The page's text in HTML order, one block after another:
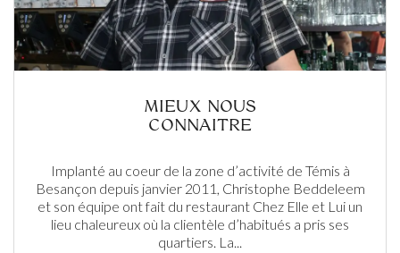
MIEUX NOUS
CONNAITRE
Implanté au coeur de la zone d’activité de Témis à
Besançon depuis janvier 2011, Christophe Beddeleem
et son équipe ont fait du restaurant Chez Elle et Lui un
lieu chaleureux où la clientèle d’habitués a pris ses
quartiers. La...